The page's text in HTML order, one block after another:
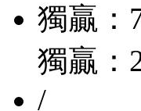
獨贏：
獨贏：
/